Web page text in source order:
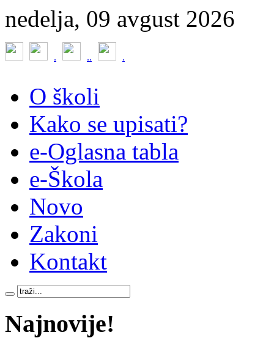
nedelja, 09 avgust 2026
. .. .
O školi
Kako se upisati?
e-Oglasna tabla
e-Škola
Novo
Zakoni
Kontakt
Najnovije!